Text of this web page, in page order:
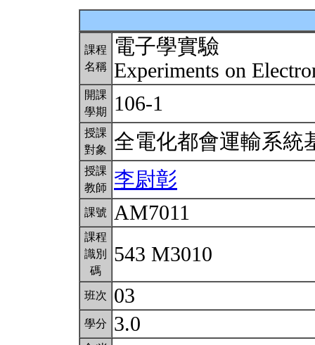
課程
名稱
電子學實驗
Experiments on
開課
學期
106-1
授課
對象
全電化都會運輸系
授課
教師
李尉彰
課號 AM7011
課程
識別
碼
543 M3010
班次 03
學分 3.0